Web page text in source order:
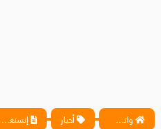
واتس آب ، فيسبوك ، أنترنت ، شروحات تقنية حصرية - المحترف أخبار إنستغرام تكشف عن ميزة جديدة لعرض Stories على النسخة المكتبية